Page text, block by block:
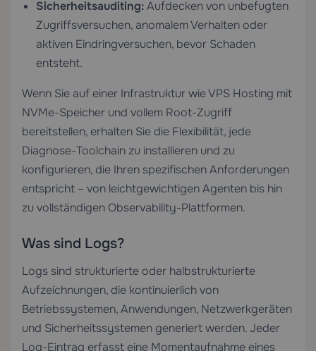
Sicherheitsauditing:Aufdecken von unbefugten
Zugriffsversuchen, anomalem Verhalten oder
aktiven Eindringversuchen, bevor Schaden
entsteht.
Wenn Sie auf einer Infrastruktur wieVPS Hosting mit
NVMe-Speicher und vollem Root-Zugriff
bereitstellen, erhalten Sie die Flexibilität, jede
Diagnose-Toolchain zu installieren und zu
konfigurieren, die Ihren spezifischen Anforderungen
entspricht – von leichtgewichtigen Agenten bis hin
zu vollständigen Observability-Plattformen.
Was sind Logs?
Logs sind strukturierte oder halbstrukturierte
Aufzeichnungen, die kontinuierlich von
Betriebssystemen, Anwendungen, Netzwerkgeräten
und Sicherheitssystemen generiert werden. Jeder
Log-Eintrag erfasst eine Momentaufnahme eines